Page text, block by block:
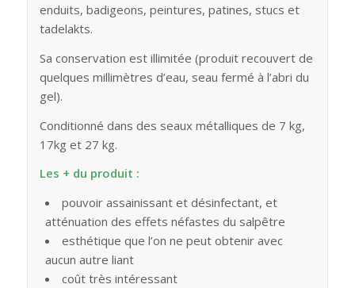
enduits, badigeons, peintures, patines, stucs et
tadelakts.
Sa conservation est illimitée (produit recouvert de
quelques millimètres d’eau, seau fermé à l’abri du
gel).
Conditionné dans des seaux métalliques de 7 kg,
17kg et 27 kg.
Les + du produit :
pouvoir assainissant et désinfectant, et
atténuation des effets néfastes du salpêtre
esthétique que l’on ne peut obtenir avec
aucun autre liant
coût très intéressant